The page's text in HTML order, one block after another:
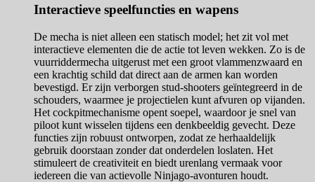
Interactieve speelfuncties en wapens
De mecha is niet alleen een statisch model; het zit vol met
interactieve elementen die de actie tot leven wekken. Zo is de
vuurriddermecha uitgerust met een groot vlammenzwaard en
een krachtig schild dat direct aan de armen kan worden
bevestigd. Er zijn verborgen stud-shooters geïntegreerd in de
schouders, waarmee je projectielen kunt afvuren op vijanden.
Het cockpitmechanisme opent soepel, waardoor je snel van
piloot kunt wisselen tijdens een denkbeeldig gevecht. Deze
functies zijn robuust ontworpen, zodat ze herhaaldelijk
gebruik doorstaan zonder dat onderdelen loslaten. Het
stimuleert de creativiteit en biedt urenlang vermaak voor
iedereen die van actievolle Ninjago-avonturen houdt.